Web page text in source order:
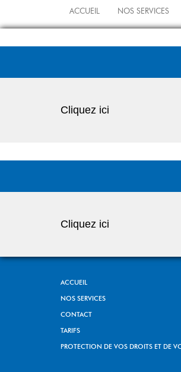
ACCUEIL NOS SERVICES
Cliquez ici
Cliquez ici
ACCUEIL
NOS SERVICES
CONTACT
TARIFS
PROTECTION DE VOS DROITS ET DE